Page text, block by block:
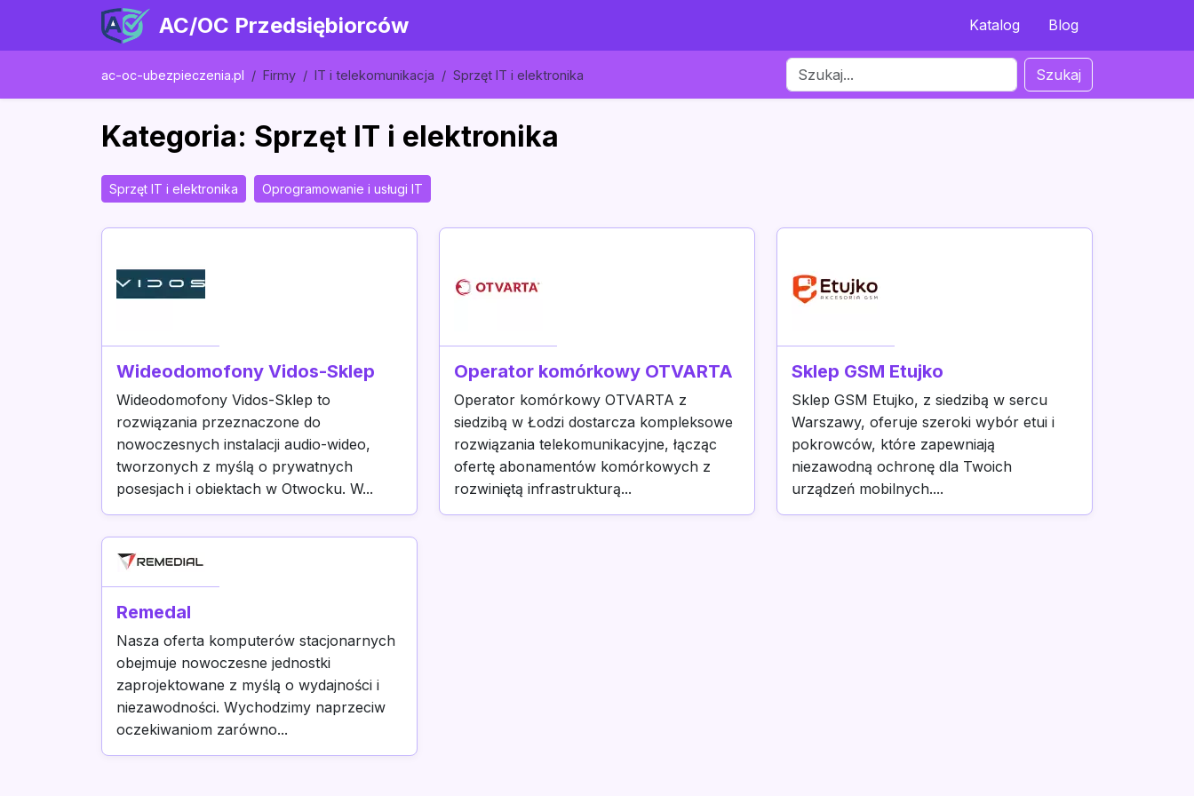
AC/OC Przedsiębiorców Katalog Blog
ac-oc-ubezpieczenia.pl Firmy IT i telekomunikacja Sprzęt IT i elektronika Szukaj
Kategoria: Sprzęt IT i elektronika
Sprzęt IT i elektronika Oprogramowanie i usługi IT
Wideodomofony Vidos-Sklep
Wideodomofony Vidos-Sklep to
rozwiązania przeznaczone do
nowoczesnych instalacji audio-wideo,
tworzonych z myślą o prywatnych
posesjach i obiektach w Otwocku. W...
Operator komórkowy OTVARTA
Operator komórkowy OTVARTA z
siedzibą w Łodzi dostarcza kompleksowe
rozwiązania telekomunikacyjne, łącząc
ofertę abonamentów komórkowych z
rozwiniętą infrastrukturą...
Sklep GSM Etujko
Sklep GSM Etujko, z siedzibą w sercu
Warszawy, oferuje szeroki wybór etui i
pokrowców, które zapewniają
niezawodną ochronę dla Twoich
urządzeń mobilnych....
Remedal
Nasza oferta komputerów stacjonarnych
obejmuje nowoczesne jednostki
zaprojektowane z myślą o wydajności i
niezawodności. Wychodzimy naprzeciw
oczekiwaniom zarówno...